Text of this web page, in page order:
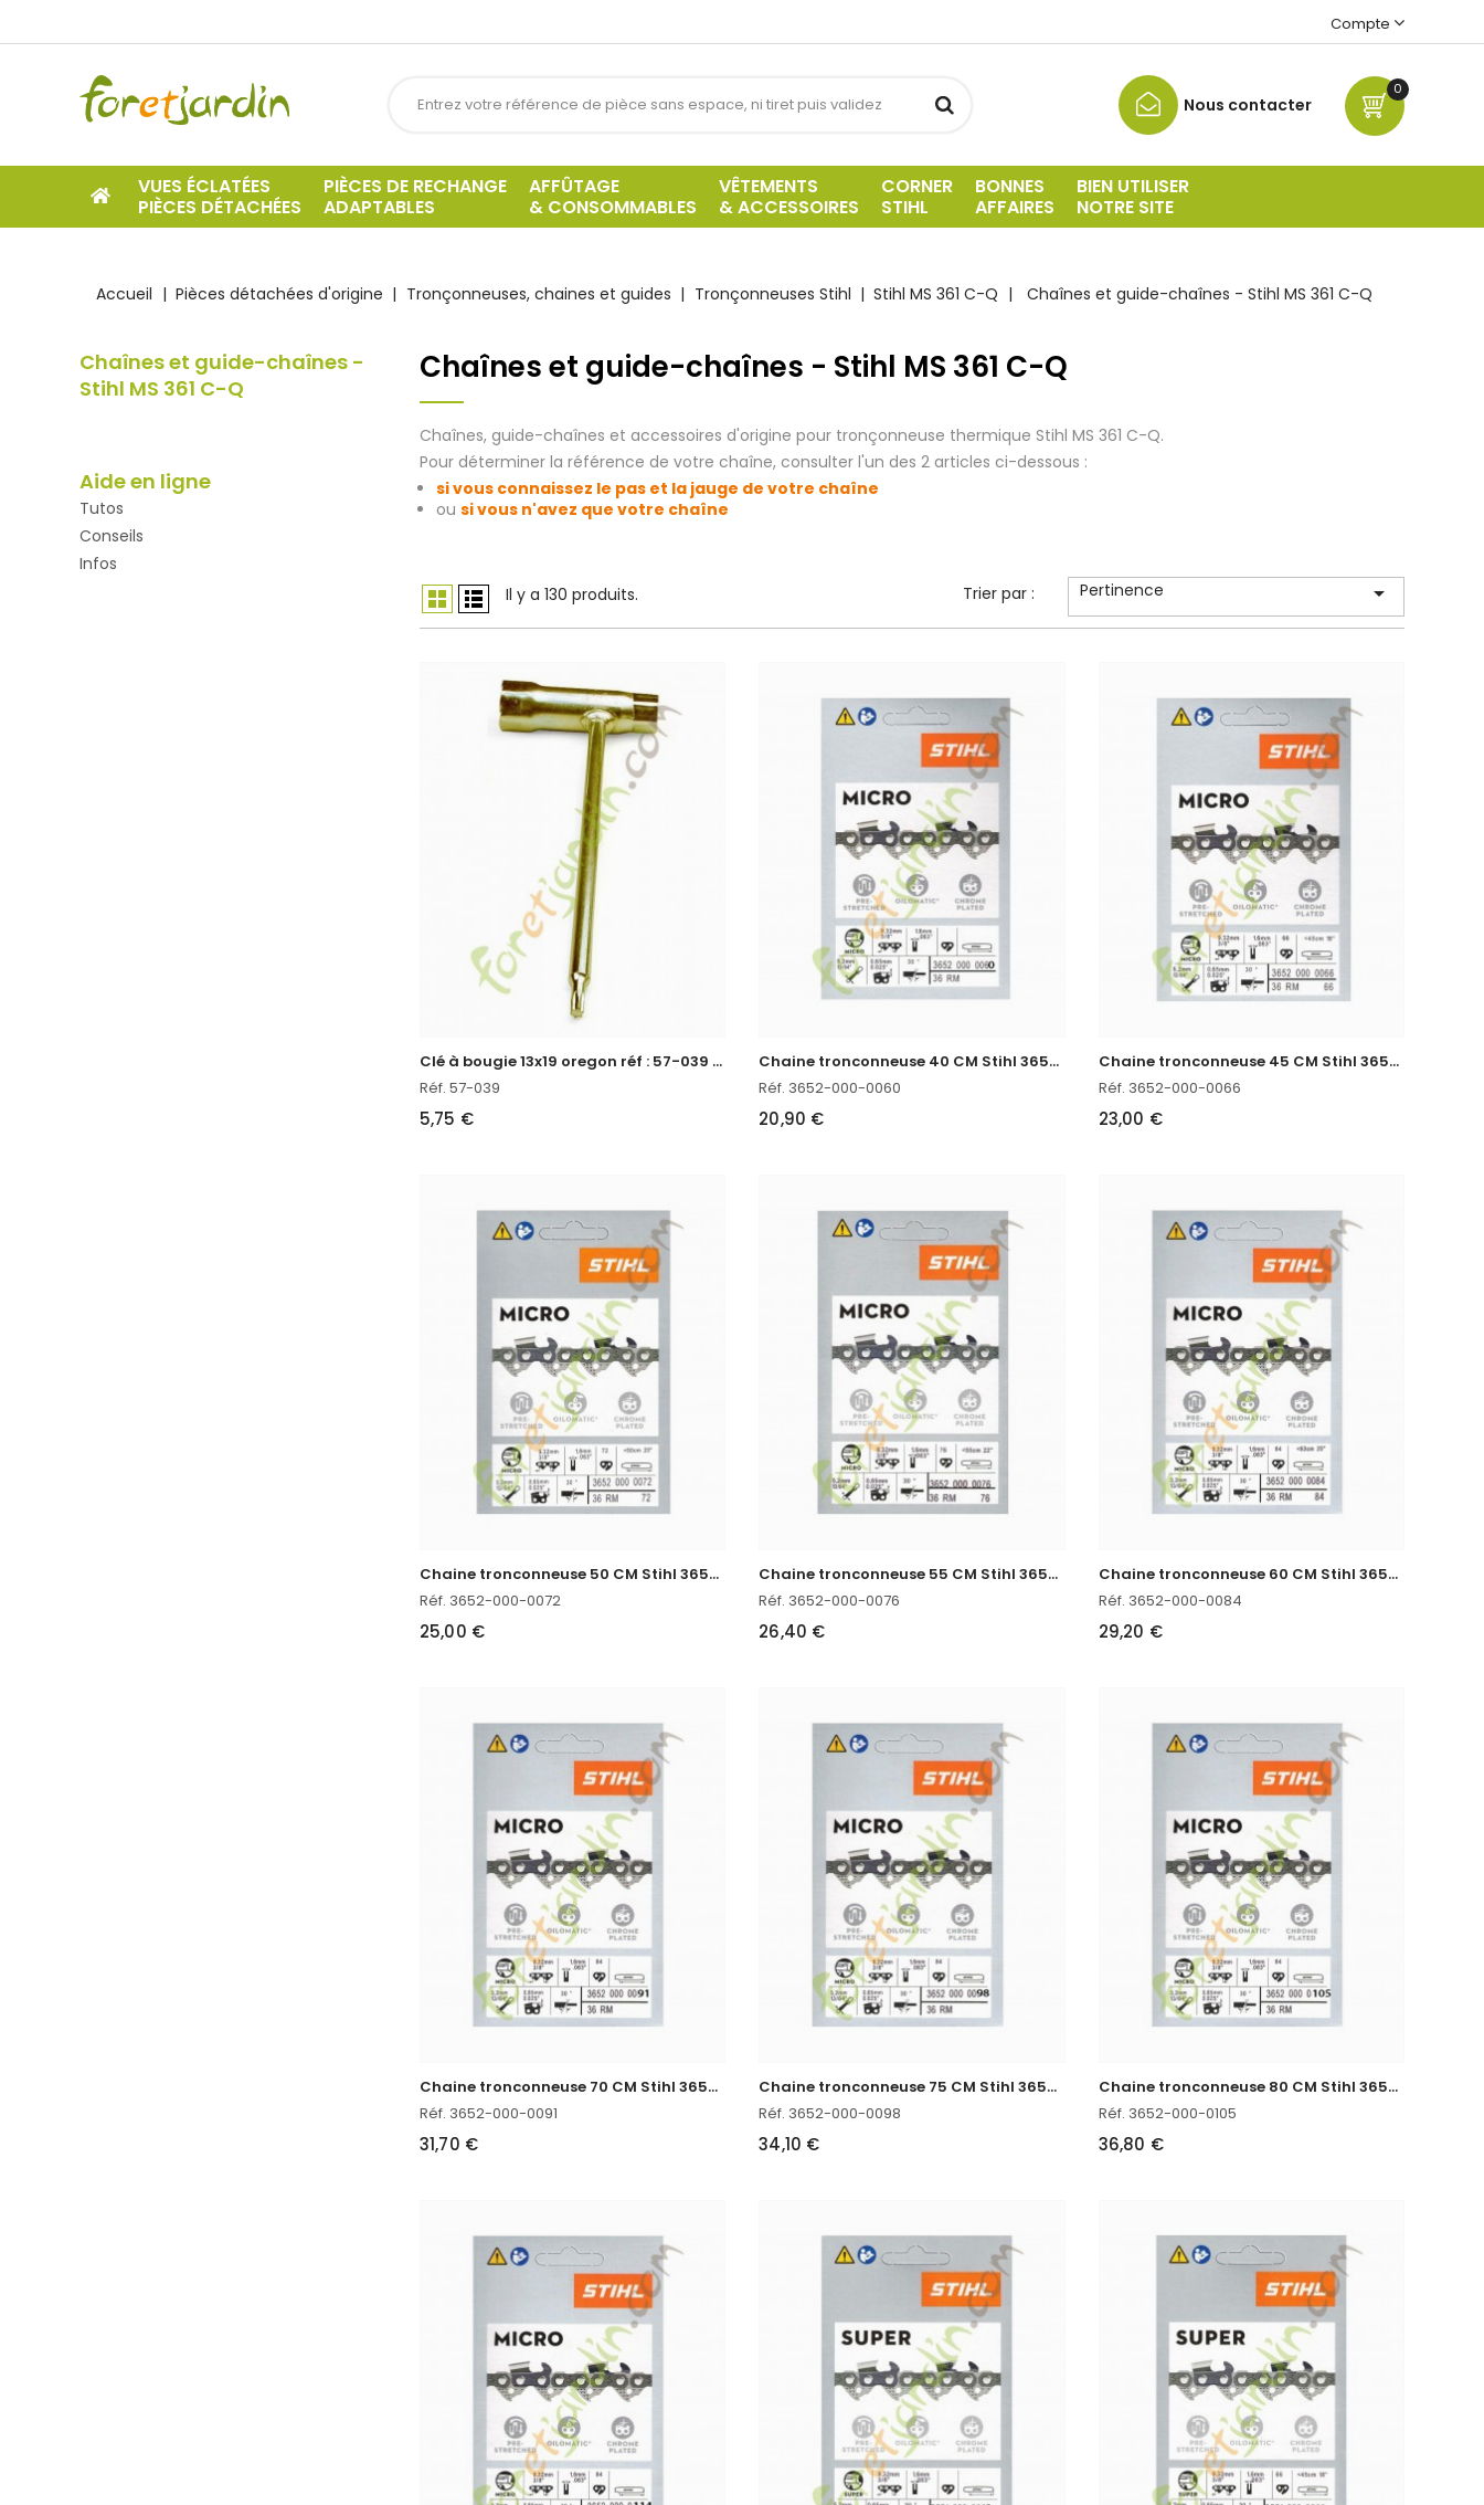
Compte
0
Nous contacter
VUES ÉCLATÉES
PIÈCES DÉTACHÉES
PIÈCES DE RECHANGE
ADAPTABLES
AFFÛTAGE
& CONSOMMABLES
VÊTEMENTS
& ACCESSOIRES
CORNER
STIHL
BONNES
AFFAIRES
BIEN UTILISER
NOTRE SITE
Accueil Pièces détachées d'origine Tronçonneuses, chaines et guides Tronçonneuses Stihl Stihl MS 361 C-Q Chaînes et guide-chaînes - Stihl MS 361 C-Q
Chaînes et guide-chaînes -
Stihl MS 361 C-Q
Aide en ligne
Tutos
Conseils
Infos
Chaînes et guide-chaînes - Stihl MS 361 C-Q
Chaînes, guide-chaînes et accessoires d'origine pour tronçonneuse thermique Stihl MS 361 C-Q.
Pour déterminer la référence de votre chaîne, consulter l'un des 2 articles ci-dessous :
si vous connaissez le pas et la jauge de votre chaîne
ou si vous n'avez que votre chaîne
Il y a 130 produits. Trier par : Pertinence 
C
lé à bougie 13x19 oregon réf : 57-039 en stock
Réf. 57-039
5,75 €
C
haine tronconneuse 40 CM Stihl 3652-000-0060
Réf. 3652-000-0060
20,90 €
C
haine tronconneuse 45 CM Stihl 3652-000-0066
Réf. 3652-000-0066
23,00 €
C
haine tronconneuse 50 CM Stihl 3652-000-0072
Réf. 3652-000-0072
25,00 €
C
haine tronconneuse 55 CM Stihl 3652-000-0076
Réf. 3652-000-0076
26,40 €
C
haine tronconneuse 60 CM Stihl 3652-000-0084
Réf. 3652-000-0084
29,20 €
C
haine tronconneuse 70 CM Stihl 3652-000-0091
Réf. 3652-000-0091
31,70 €
C
haine tronconneuse 75 CM Stihl 3652-000-0098
Réf. 3652-000-0098
34,10 €
C
haine tronconneuse 80 CM Stihl 3652-000-0105
Réf. 3652-000-0105
36,80 €